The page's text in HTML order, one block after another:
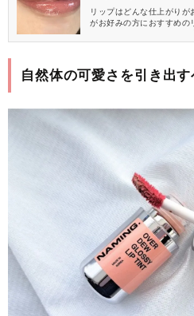
リップはどんな仕上がりが
がお好みの方におすすめの
とした光沢感”。今までの
自然体の可愛さを引き出